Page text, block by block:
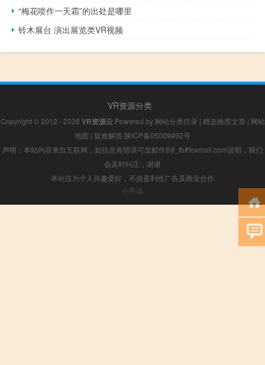
“梅花喷作一天霜”的出处是哪里
铃木展台 演出展览类VR视频
VR资源分类
Copyright © 2012 - 2026 VR资源云Powered by 网站分类目录 | 精选推荐文章 | 网站
地图 | 疑难解答 陕ICP备05009492号
声明：本站内容来自互联网，如信息有错误可发邮件到f_fb#foxmail.com说明，我们
会及时纠正，谢谢
本站仅为个人兴趣爱好，不接盈利性广告及商业合作
小男孩